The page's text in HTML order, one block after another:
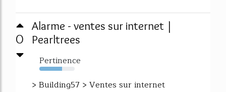
0
Alarme - ventes sur internet |
Pearltrees
Pertinence
64%
> Building57 > Ventes sur internet